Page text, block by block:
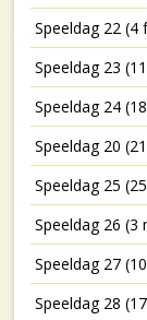
Speeldag 22 (4
Speeldag 23
Speeldag 24
Speeldag 20
Speeldag 25
Speeldag 26 (3
Speeldag 27
Speeldag 28